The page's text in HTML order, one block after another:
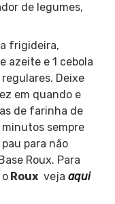
de legumes,
frigideira,
azeite e 1 cebola
Deixe
em quando e
de farinha de
sempre
para não
Roux. Para
Rouxveja aqui